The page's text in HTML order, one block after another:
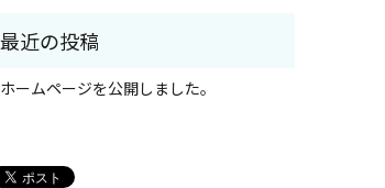
ホームページを公開しました。